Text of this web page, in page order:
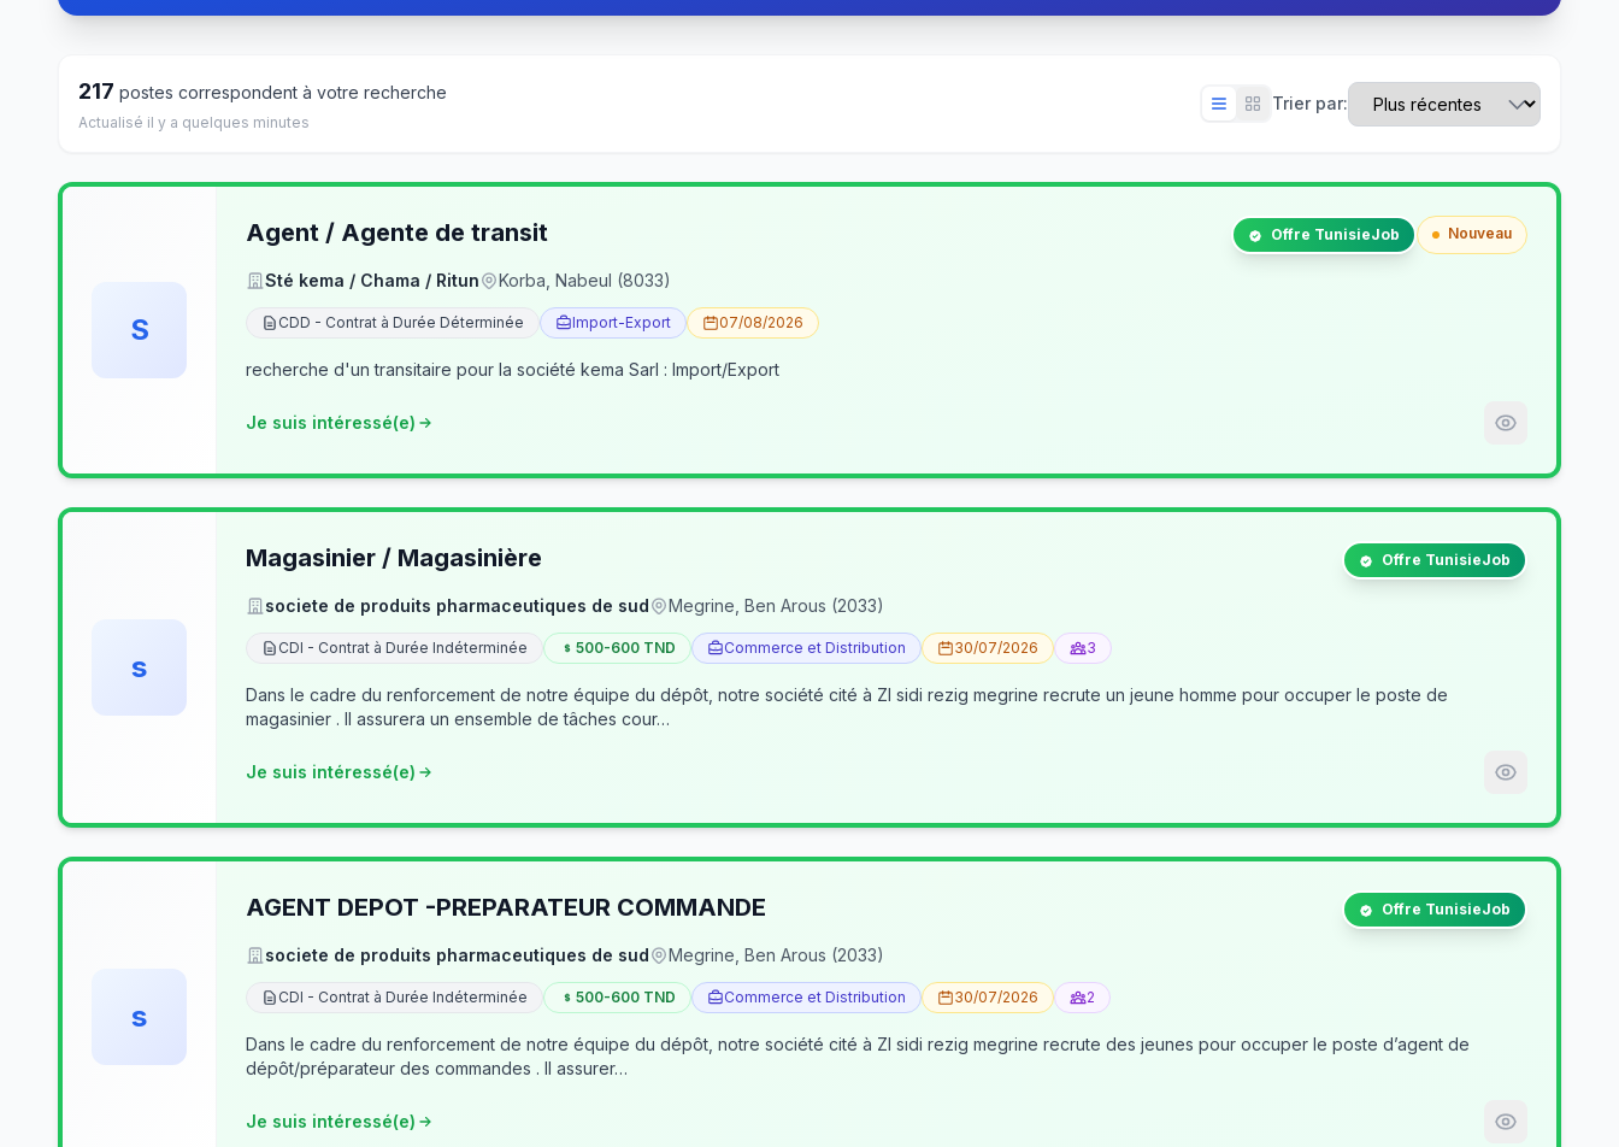
217 postes correspondent à votre recherche
Actualisé il y a quelques minutes
Trier par:
S
Agent / Agente de transit Offre TunisieJob Nouveau
Sté kema / Chama / Ritun Korba, Nabeul (8033)
CDD - Contrat à Durée Déterminée Import-Export 07/08/2026
recherche d'un transitaire pour la société kema Sarl : Import/Export
Je suis intéressé(e)
s
Magasinier / Magasinière Offre TunisieJob
societe de produits pharmaceutiques de sud Megrine, Ben Arous (2033)
CDI - Contrat à Durée Indéterminée 500-600 TND Commerce et Distribution 30/07/2026 3
Dans le cadre du renforcement de notre équipe du dépôt, notre société cité à ZI sidi rezig megrine recrute un jeune homme pour occuper le poste de
magasinier . Il assurera un ensemble de tâches cour…
Je suis intéressé(e)
s
AGENT DEPOT -PREPARATEUR COMMANDE Offre TunisieJob
societe de produits pharmaceutiques de sud Megrine, Ben Arous (2033)
CDI - Contrat à Durée Indéterminée 500-600 TND Commerce et Distribution 30/07/2026 2
Dans le cadre du renforcement de notre équipe du dépôt, notre société cité à ZI sidi rezig megrine recrute des jeunes pour occuper le poste d’agent de
dépôt/préparateur des commandes . Il assurer…
Je suis intéressé(e)